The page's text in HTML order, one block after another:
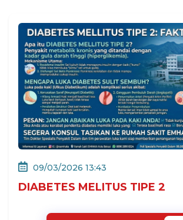
09/03/2026 13:43
DIABETES MELITUS TIPE 2